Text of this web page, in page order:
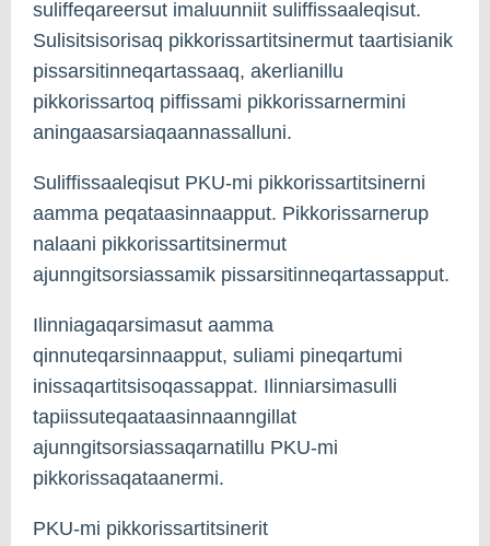
suliffeqareersut imaluunniit suliffissaaleqisut.
Sulisitsisorisaq pikkorissartitsinermut taartisianik
pissarsitinneqartassaaq, akerlianillu
pikkorissartoq piffissami pikkorissarnermini
aningaasarsiaqaannassalluni.
Suliffissaaleqisut PKU-mi pikkorissartitsinerni
aamma peqataasinnaapput. Pikkorissarnerup
nalaani pikkorissartitsinermut
ajunngitsorsiassamik pissarsitinneqartassapput.
Ilinniagaqarsimasut aamma
qinnuteqarsinnaapput, suliami pineqartumi
inissaqartitsisoqassappat. Ilinniarsimasulli
tapiissuteqaataasinnaanngillat
ajunngitsorsiassaqarnatillu PKU-mi
pikkorissaqataanermi.
PKU-mi pikkorissartitsinerit